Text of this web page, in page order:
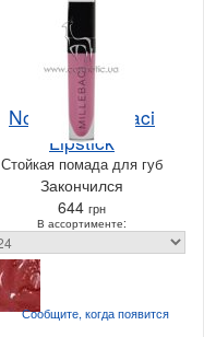
NoUBA Millebaci
Lipstick
Стойкая помада для губ
Закончился
644 грн
В ассортименте:
Сообщите, когдапоявится